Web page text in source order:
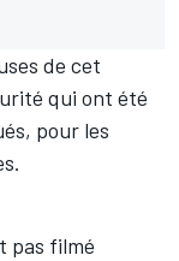
de cet
qui ont été
pour les
pas filmé